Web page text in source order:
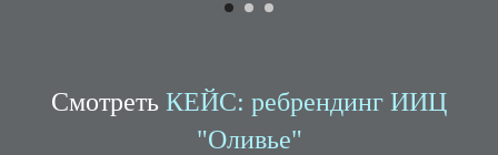
Смотреть КЕЙС: ребрендинг ИИЦ
"Оливье"